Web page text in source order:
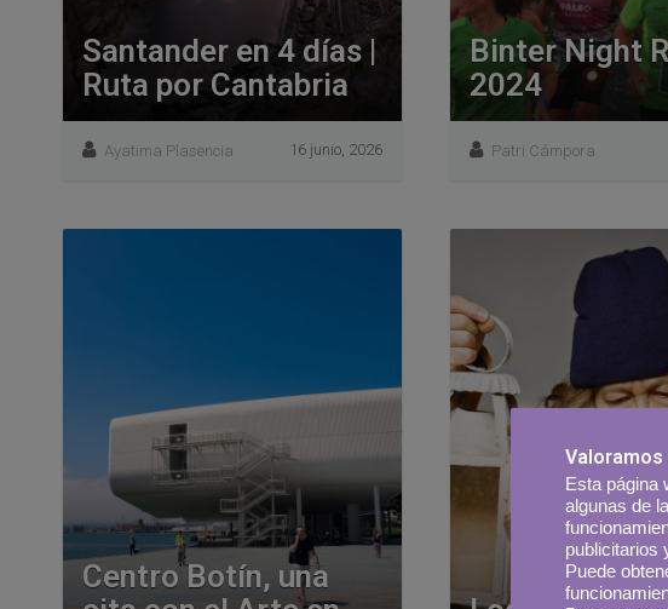
Santander en 4 días |
Ruta por Cantabria
Ayatima Plasencia 16 junio, 2026
Binter Night
2024
Patri Cámpora
Centro Botín, una
Esta página
algunas de
publicitarios
Puede